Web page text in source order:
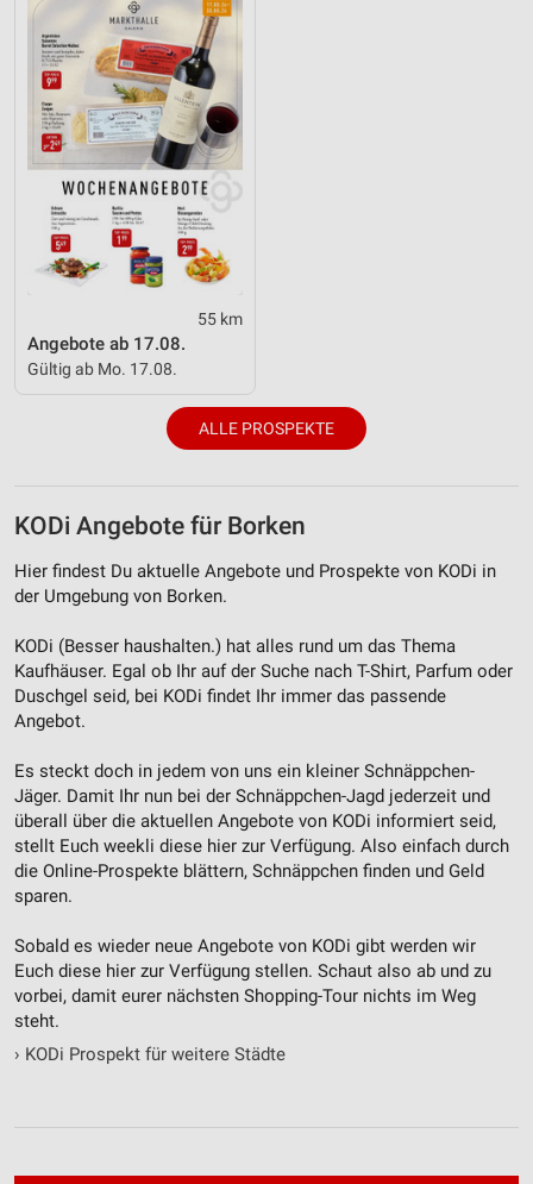
55 km
Angebote ab 17.08.
Gültig ab Mo. 17.08.
ALLE PROSPEKTE
KODi Angebote für Borken
Hier findest Du aktuelle Angebote und Prospekte von KODi in
der Umgebung von Borken.
KODi (Besser haushalten.) hat alles rund um das Thema
Kaufhäuser. Egal ob Ihr auf der Suche nach T-Shirt, Parfum oder
Duschgel seid, bei KODi findet Ihr immer das passende
Angebot.
Es steckt doch in jedem von uns ein kleiner Schnäppchen-
Jäger. Damit Ihr nun bei der Schnäppchen-Jagd jederzeit und
überall über die aktuellen Angebote von KODi informiert seid,
stellt Euch weekli diese hier zur Verfügung. Also einfach durch
die Online-Prospekte blättern, Schnäppchen finden und Geld
sparen.
Sobald es wieder neue Angebote von KODi gibt werden wir
Euch diese hier zur Verfügung stellen. Schaut also ab und zu
vorbei, damit eurer nächsten Shopping-Tour nichts im Weg
steht.
› KODi Prospekt für weitere Städte
Performance
Funktional
Werbung